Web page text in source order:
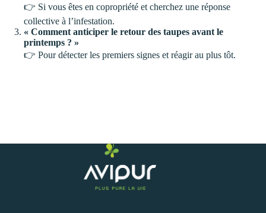
👉 Si vous êtes en copropriété et cherchez une réponse
collective à l’infestation.
« Comment anticiper le retour des taupes avant le
printemps ? »
👉 Pour détecter les premiers signes et réagir au plus tôt.